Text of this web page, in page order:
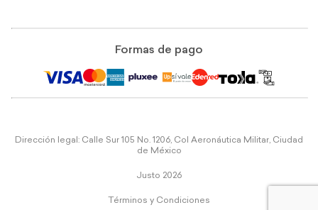
Formas de pago
Dirección legal: Calle Sur 105 No. 1206, Col Aeronáutica Militar, Ciudad
de México
Justo 2026
Términos y Condiciones